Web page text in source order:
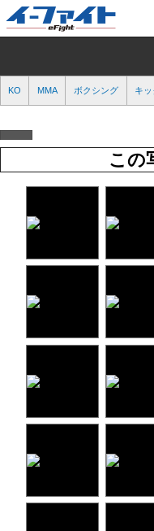
KO MMA ボクシング キッ
この